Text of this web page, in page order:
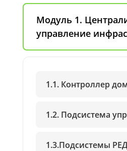
Модуль 1.
управление
1.1. Контроллер
1.2. Подсистема
1.3.Подсистемы